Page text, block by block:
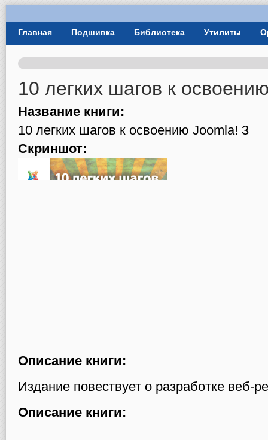
User Menu
10 легких шагов к
Название книги:
10 легких шагов к освоению Joomla! 3
Скриншот:
Описание книги:
Издание повествует о разработке веб-
Описание книги:
Главное меню
Главная Подшивка Библиотека Утилиты